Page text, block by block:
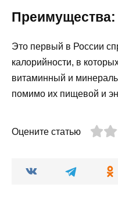
Преимущества:
Это первый в России
калорийности, в
витаминный и
помимо их пищевой и
Оцените статью